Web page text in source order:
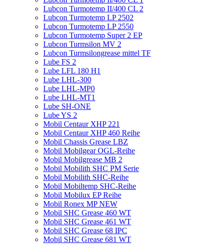
Lubcon Turmotemp II/400 CL 2
Lubcon Turmotemp LP 2502
Lubcon Turmotemp LP 2550
Lubcon Turmotemp Super 2 EP
Lubcon Turmsilon MV 2
Lubcon Turmsilongrease mittel TF
Lube FS 2
Lube LFL 180 H1
Lube LHL-300
Lube LHL-MP0
Lube LHL-MT1
Lube SH-ONE
Lube YS 2
Mobil Centaur XHP 221
Mobil Centaur XHP 460 Reihe
Mobil Chassis Grease LBZ
Mobil Mobilgear OGL-Reihe
Mobil Mobilgrease MB 2
Mobil Mobilith SHC PM Serie
Mobil Mobilith SHC-Reihe
Mobil Mobiltemp SHC-Reihe
Mobil Mobilux EP Reihe
Mobil Ronex MP NEW
Mobil SHC Grease 460 WT
Mobil SHC Grease 461 WT
Mobil SHC Grease 68 IPC
Mobil SHC Grease 681 WT